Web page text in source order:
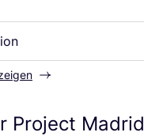
Project Madrid